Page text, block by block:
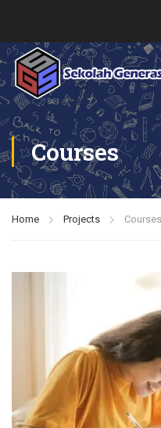
Courses
Home Projects Courses